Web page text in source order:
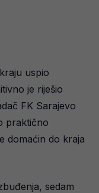
uspio
je riješio
FK Sarajevo
praktično
domaćin do kraja
sedam